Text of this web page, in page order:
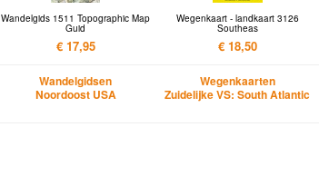
Wandelgids 1511 Topographic Map
Guid
€ 17,95
Wandelgidsen
Noordoost USA
Wegenkaart - landkaart 3126
Southeas
€ 18,50
Wegenkaarten
Zuidelijke VS: South Atlantic